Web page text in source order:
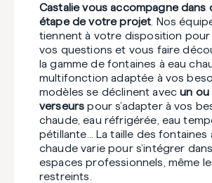
Castalie vous accompagne dans
étape de votre projet . Nos
tiennent à votre disposition
vos questions et vous faire
la gamme de fontaines à eau
multifonction adaptée à vos
modèles se déclinent avecun ou
verseurs pour s’adapter à vos
chaude, eau réfrigérée, eau
pétillante… La taille des fontaines
chaude varie pour s’intégrer
espaces professionnels, même
restreints.